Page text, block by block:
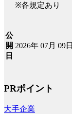
※各規定あり
公
開
日
2026年 07月 09日
PRポイント
大手企業